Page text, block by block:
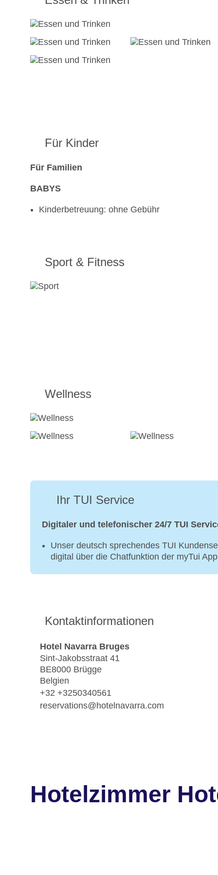
Für Kinder
Für Familien
BABYS
Kinderbetreuung: ohne Gebühr
Sport & Fitness
Wellness
Ihr TUI Service
Digitaler und telefonischer 24/7 TUI
Unser deutsch sprechendes TUI
digital über die Chatfunktion der myTui
Kontaktinformationen
Hotel Navarra Bruges
Sint-Jakobsstraat 41
BE8000 Brügge
Belgien
+32 +3250340561
reservations@hotelnavarra.com
Hotelzimmer